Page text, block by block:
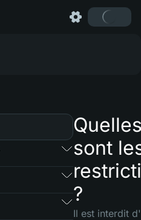
sont
?
Il est interdit